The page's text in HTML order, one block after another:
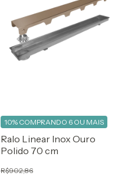
Ralo Linear Inox Ouro
Polido 70 cm
R$902,86
10% COMPRANDO 6 OU MAIS